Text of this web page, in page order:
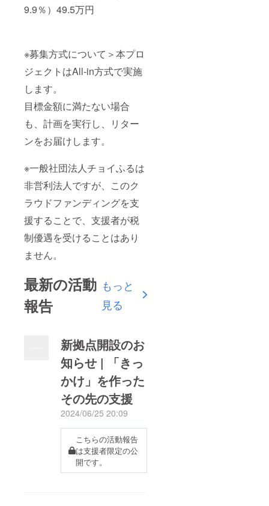
9.9％）49.5万円
※募集方式について＞本プロ
ジェクトはAll-in方式で実施
します。
目標金額に満たない場合
も、計画を実行し、リター
ンをお届けします。
※一般社団法人チョイふるは
非営利法人ですが、このク
ラウドファンディングを支
援することで、支援者が税
制優遇を受けることはあり
ません。
最新の活動
報告
もっと
見る
新拠点開設のお
知らせ | 「きっ
かけ」を作った
その先の支援
2024/06/25 20:09
こちらの活動報告
は支援者限定の公
開です。